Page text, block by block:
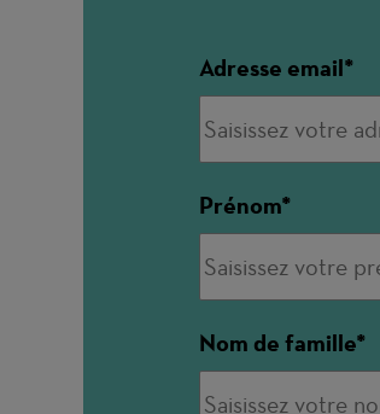
Adresse email
Prénom
Nom de famille